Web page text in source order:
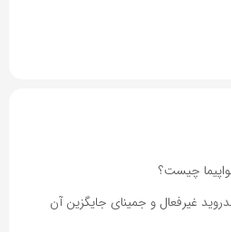
چیست؟
غیرفعال و جمینای جایگزین آن